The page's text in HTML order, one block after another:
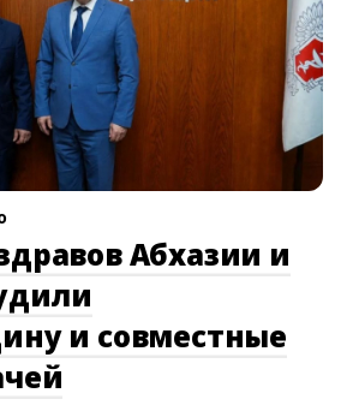
Абхазии и
и совместные